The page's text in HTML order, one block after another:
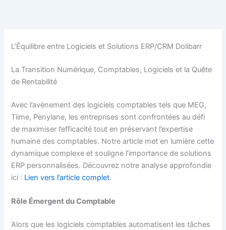
L’Équilibre entre Logiciels et Solutions ERP/CRM Dolibarr
La Transition Numérique, Comptables, Logiciels et la Quête
de Rentabilité
Avec l’avènement des logiciels comptables tels que MEG,
Tiime, Penylane, les entreprises sont confrontées au défi
de maximiser l’efficacité tout en préservant l’expertise
humaine des comptables. Notre article met en lumière cette
dynamique complexe et souligne l’importance de solutions
ERP personnalisées. Découvrez notre analyse approfondie
ici : Lien vers l’article complet.
Rôle Émergent du Comptable
Alors que les logiciels comptables automatisent les tâches